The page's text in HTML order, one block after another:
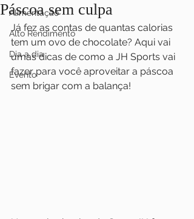
Alimentação
Alto Rendimento
Dia a dia
Evento
Páscoa sem culpa
Já fez as contas de quantas calorias
tem um ovo de chocolate? Aqui vai
umas dicas de como a JH Sports vai
fazer para você aproveitar a páscoa
sem brigar com a balança!